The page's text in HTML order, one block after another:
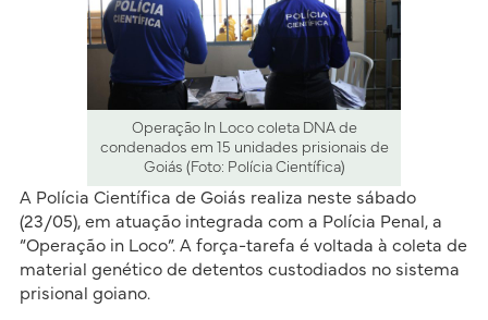
Operação In Loco coleta DNA de
condenados em 15 unidades prisionais de
Goiás (Foto: Polícia Científica)
A Polícia Científica de Goiás realiza neste sábado
(23/05), em atuação integrada com a Polícia Penal, a
“Operação in Loco”. A força-tarefa é voltada à coleta de
material genético de detentos custodiados no sistema
prisional goiano.